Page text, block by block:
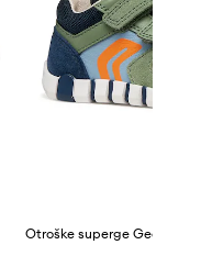
Otroške superge Geox